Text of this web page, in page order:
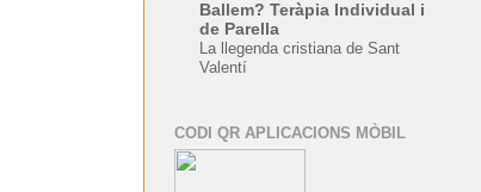
Ballem? Teràpia Individual i
de Parella
La llegenda cristiana de Sant
Valentí
CODI QR APLICACIONS MÒBIL